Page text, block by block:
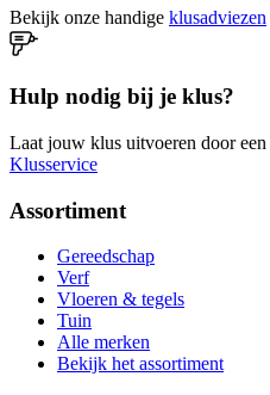
Bekijk onze handige klusadviezen
Hulp nodig bij je klus?
Laat jouw klus uitvoeren door
Klusservice
Assortiment
Gereedschap
Verf
Vloeren & tegels
Tuin
Alle merken
Bekijk het assortiment